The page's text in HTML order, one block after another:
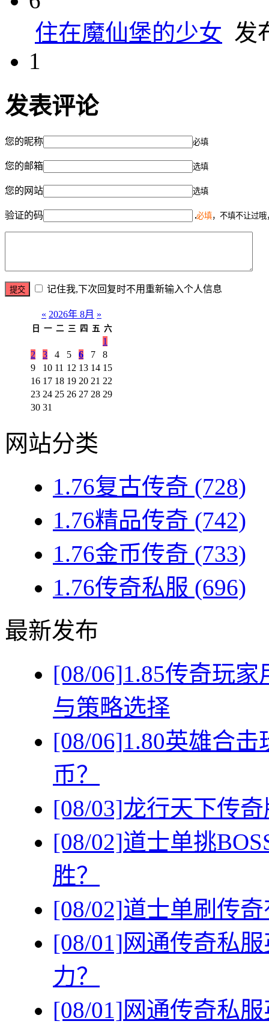
住在魔仙堡的少女 发
1
发表评论
您的昵称 必填
您的邮箱 选填
您的网站 选填
验证的码 必填，不填不让过
记住我,下次回复时不用重新输入个人信息
« 2026年 8月 »
日 一 二 三 四 五 六
1
2
3 4 5 6 7
8
9
10 11 12 13 14 15
16 17 18 19 20 21 22
23 24 25 26 27 28 29
30 31
网站分类
1.76复古传奇 (728)
1.76精品传奇 (742)
1.76金币传奇 (733)
1.76传奇私服 (696)
最新发布
[08/06]1.85传奇玩
与策略选择
[08/06]1.80英雄合
币？
[08/03]龙行天下传
[08/02]道士单挑
胜？
[08/02]道士单刷传
[08/01]网通传奇私
力？
[08/01]网通传奇私